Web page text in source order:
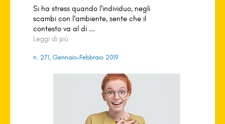
Si ha stress quando l’individuo, negli
scambi con l’ambiente, sente che il
contesto va al di ...
Leggi di più
n. 271, Gennaio-Febbraio 2019